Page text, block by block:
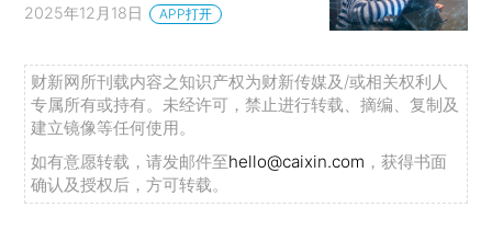
2025年12月18日 APP打开
财新网所刊载内容之知识产权为财新传媒及/或相关权利人
专属所有或持有。未经许可，禁止进行转载、摘编、复制及
建立镜像等任何使用。
如有意愿转载，请发邮件至hello@caixin.com ，获得书面
确认及授权后，方可转载。